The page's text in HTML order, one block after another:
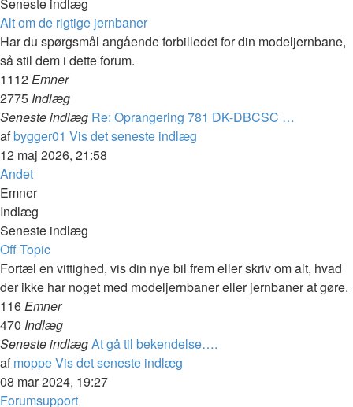
Alt om de rigtige jernbaner
Har du spørgsmål angående forbilledet for din modeljernbane,
så stil dem i dette forum.
1112Emner
2775 Indlæg
Seneste indlæg Re: Oprangering 781 DK-DBCSC …
afbygger01 Vis det seneste indlæg
12 maj 2026, 21:58
Andet
Emner
Indlæg
Seneste indlæg
Off Topic
Fortæl en vittighed, vis din nye bil frem eller skriv om alt, hvad
der ikke har noget med modeljernbaner eller jernbaner at gøre.
116Emner
470 Indlæg
Seneste indlægAt gå til bekendelse….
afmoppeVis det seneste indlæg
08 mar 2024, 19:27
Forumsupport